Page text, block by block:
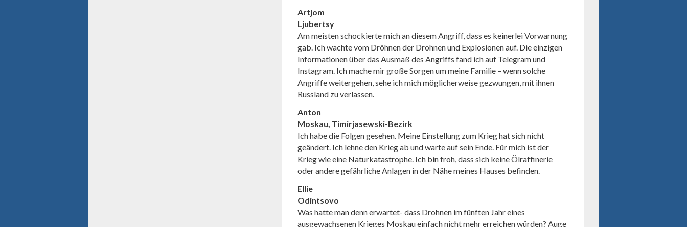
Artjom
Ljubertsy
Am meisten schockierte mich an diesem Angriff, dass es keinerlei Vorwarnung
gab. Ich wachte vom Dröhnen der Drohnen und Explosionen auf. Die einzigen
Informationen über das Ausmaß des Angriffs fand ich auf Telegram und
Instagram. Ich mache mir große Sorgen um meine Familie – wenn solche
Angriffe weitergehen, sehe ich mich möglicherweise gezwungen, mit ihnen
Russland zu verlassen.
Anton
Moskau, Timirjasewski-Bezirk
Ich habe die Folgen gesehen. Meine Einstellung zum Krieg hat sich nicht
geändert. Ich lehne den Krieg ab und warte auf sein Ende. Für mich ist der
Krieg wie eine Naturkatastrophe. Ich bin froh, dass sich keine Ölraffinerie
oder andere gefährliche Anlagen in der Nähe meines Hauses befinden.
Ellie
Odintsovo
Was hatte man denn erwartet- dass Drohnen im fünften Jahr eines
ausgewachsenen Krieges Moskau einfach nicht mehr erreichen würden? Auge